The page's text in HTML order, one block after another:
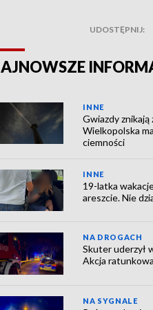
UDOSTĘPNIJ:
INNE
Gwiazdy znikają
Wielkopolska
ciemności
INNE
19-latka
areszcie. Nie
NA DROGACH
Skuter uderzył
Akcja ratunkowa
NA SYGNALE